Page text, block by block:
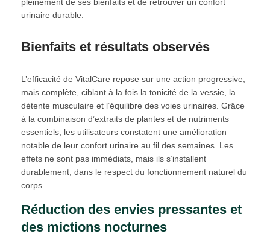
urinaire durable.
Bienfaits et résultats observés
L’efficacité de VitalCare repose sur une action progressive,
mais complète, ciblant à la fois la tonicité de la vessie, la
détente musculaire et l’équilibre des voies urinaires. Grâce
à la combinaison d’extraits de plantes et de nutriments
essentiels, les utilisateurs constatent une amélioration
notable de leur confort urinaire au fil des semaines. Les
effets ne sont pas immédiats, mais ils s’installent
durablement, dans le respect du fonctionnement naturel du
corps.
Réduction des envies pressantes et
des mictions nocturnes